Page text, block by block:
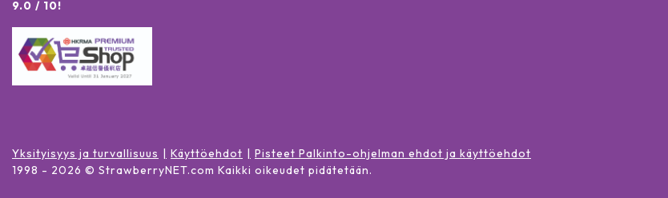
9.0 / 10!
Yksityisyys ja turvallisuus Käyttöehdot
Pisteet Palkinto-ohjelman ehdot ja käyttöehdot
1998 - 2026 © StrawberryNET.com Kaikki oikeudet pidätetään.